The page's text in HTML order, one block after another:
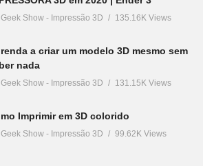
Show - Impressão 3D 135.16K Views
a criar um modelo 3D mesmo sem
nada
Show - Impressão 3D 131.15K Views
Imprimir em 3D colorido
Show - Impressão 3D 99.62K Views